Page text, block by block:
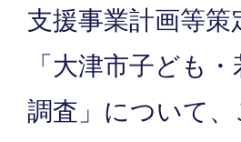
支援事業計画等
「大津市子ども
調査」について